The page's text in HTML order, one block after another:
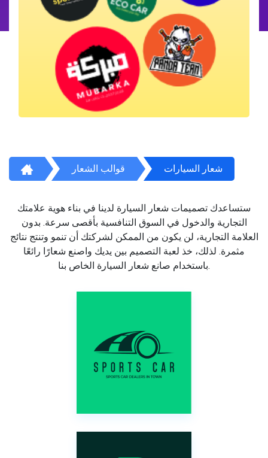
قوالب الشعار شعار السيارات
ستساعدك تصميمات شعار السيارة لدينا في بناء هوية علامتك
التجارية والدخول في السوق التنافسية بأقصى سرعة. بدون
العلامة التجارية، لن يكون من الممكن لشركتك أن تنمو وتنتج نتائج
مثمرة. لذلك، خذ لعبة التصميم بين يديك واصنع شعارًا رائعًا
باستخدام صانع شعار السيارة الخاص بنا.